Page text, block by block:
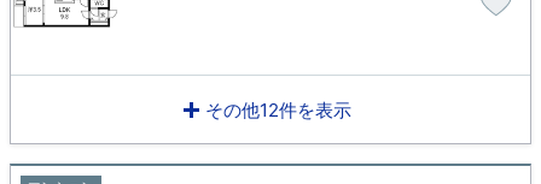
その他12件を表示